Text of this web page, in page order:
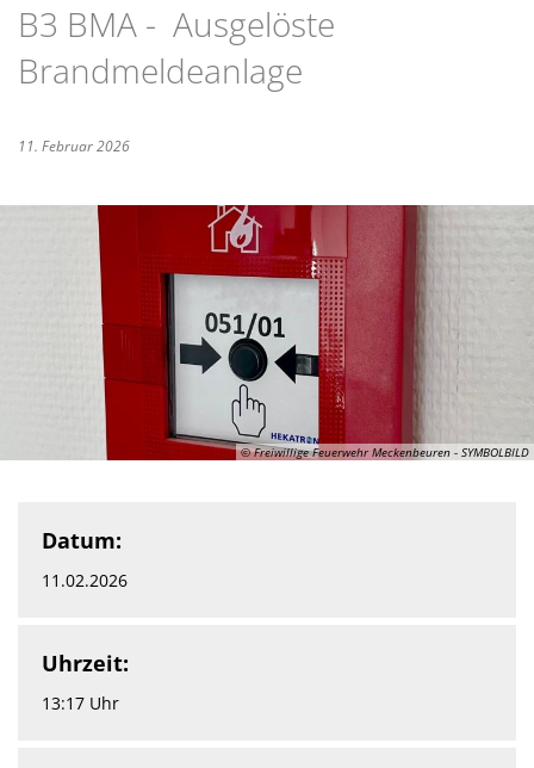
B3 BMA - Ausgelöste
Brandmeldeanlage
11. Februar 2026
© Freiwillige Feuerwehr Meckenbeuren - SYMBOLBILD
Datum:
11.02.2026
Uhrzeit:
13:17 Uhr